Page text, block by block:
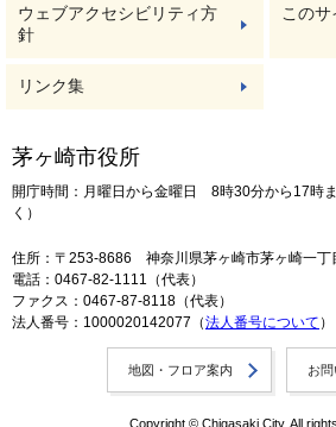
ウェブアクセシビリティ方
針
この
リンク集
茅ヶ崎市役所
開庁時間：月曜日から金曜日 8時30分から17時
く）
住所：〒253-8686 神奈川県茅ヶ崎市茅ヶ崎一丁
電話：0467-82-1111（代表）
ファクス：0467-87-8118（代表）
法人番号：1000020142077（法人番号について ）
地図・フロア案内 お
Copyright © Chigasaki City. All